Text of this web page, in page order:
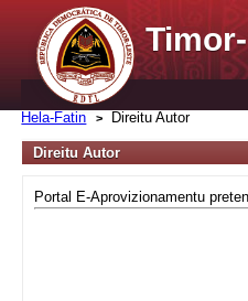
Hela-Fatin Direitu Autor
Direitu Autor
Portal E-Aprovizionamentu